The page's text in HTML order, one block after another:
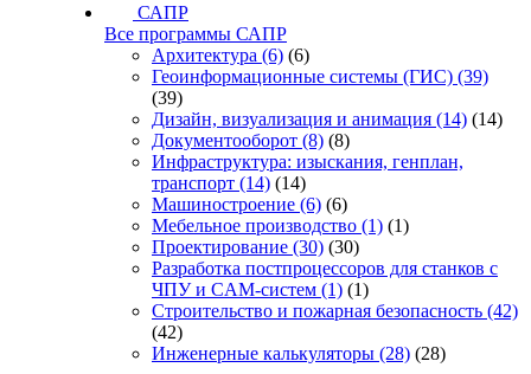
САПР
Все программы САПР
Архитектура (6) (6)
Геоинформационные системы (ГИС) (39)
(39)
Дизайн, визуализация и анимация (14) (14)
Документооборот (8) (8)
Инфраструктура: изыскания, генплан,
транспорт (14) (14)
Машиностроение (6) (6)
Мебельное производство (1) (1)
Проектирование (30) (30)
Разработка постпроцессоров для станков с
ЧПУ и CAM-систем (1) (1)
Строительство и пожарная безопасность (42)
(42)
Инженерные калькуляторы (28) (28)